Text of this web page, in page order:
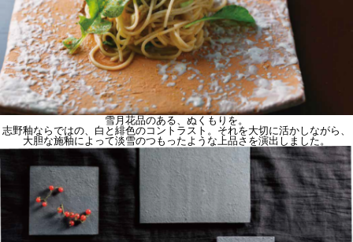
雪月花品のある、ぬくもりを。
志野釉ならではの、白と緋色のコントラスト。それを大切に活かしながら、
大胆な施釉によって淡雪のつもったような上品さを演出しました。